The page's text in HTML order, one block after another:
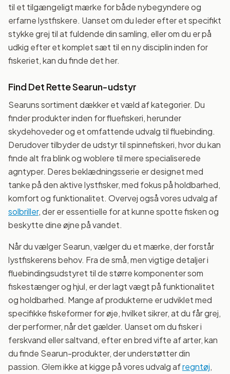
til et tilgængeligt mærke for både nybegyndere og
erfarne lystfiskere. Uanset om du leder efter et specifikt
stykke grej til at fuldende din samling, eller om du er på
udkig efter et komplet sæt til en ny disciplin inden for
fiskeriet, kan du finde det her.
Find Det Rette Searun-udstyr
Searuns sortiment dækker et væld af kategorier. Du
finder produkter inden for fluefiskeri, herunder
skydehoveder og et omfattende udvalg til fluebinding.
Derudover tilbyder de udstyr til spinnefiskeri, hvor du kan
finde alt fra blink og woblere til mere specialiserede
agntyper. Deres beklædningsserie er designet med
tanke på den aktive lystfisker, med fokus på holdbarhed,
komfort og funktionalitet. Overvej også vores udvalg af
solbriller, der er essentielle for at kunne spotte fisken og
beskytte dine øjne på vandet.
Når du vælger Searun, vælger du et mærke, der forstår
lystfiskerens behov. Fra de små, men vigtige detaljer i
fluebindingsudstyret til de større komponenter som
fiskestænger og hjul, er der lagt vægt på funktionalitet
og holdbarhed. Mange af produkterne er udviklet med
specifikke fiskeformer for øje, hvilket sikrer, at du får grej,
der performer, når det gælder. Uanset om du fisker i
ferskvand eller saltvand, efter en bred vifte af arter, kan
du finde Searun-produkter, der understøtter din
passion. Glem ikke at kigge på vores udvalg afregntøj,